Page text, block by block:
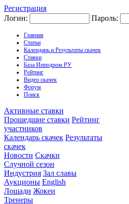
Регистрация
Логин:
Пароль:
Главная
Статьи
Календарь и Результаты скачек
Ставки
База Ипподром.РУ
Рейтинг
Видео скачек
Форум
Поиск
Активные ставки
Прошедшие ставки Рейтинг
участников
Календарь скачек Результаты
скачек
Новости Скачки
Случной сезон
Индустрия Зал славы
Аукционы English
Лошади Жокеи
Тренеры